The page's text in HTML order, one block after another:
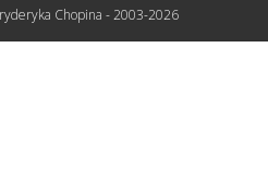
Chopina - 2003-2026